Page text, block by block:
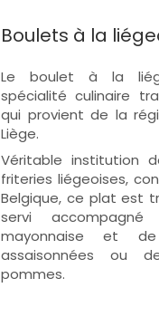
Boulets à la
Le boulet à la
spécialité culinaire
qui provient de la
Liège.
Véritable institution
friteries liégeoises,
Belgique, ce plat est
servi
mayonnaise et
assaisonnées ou
pommes.